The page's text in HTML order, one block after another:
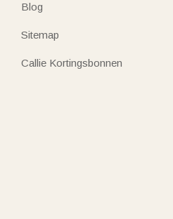
Blog
Sitemap
Callie Kortingsbonnen